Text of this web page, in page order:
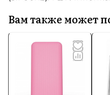
Вам также может